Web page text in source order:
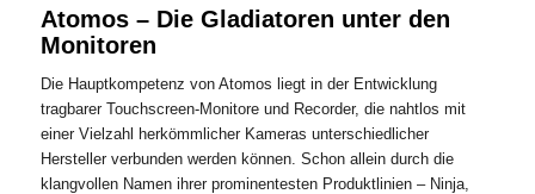
Atomos – Die Gladiatoren unter den
Monitoren
Die Hauptkompetenz von Atomos liegt in der Entwicklung
tragbarer Touchscreen-Monitore und Recorder, die nahtlos mit
einer Vielzahl herkömmlicher Kameras unterschiedlicher
Hersteller verbunden werden können. Schon allein durch die
klangvollen Namen ihrer prominentesten Produktlinien – Ninja,